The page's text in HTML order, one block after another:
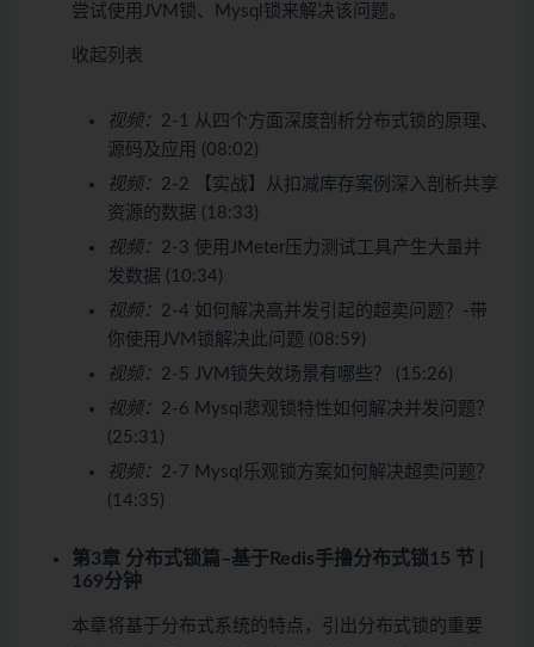
尝试使用JVM锁、Mysql锁来解决该问题。
收起列表
视频： 2-1 从四个方面深度剖析分布式锁的原理、
源码及应用 (08:02)
视频： 2-2 【实战】从扣减库存案例深入剖析共享
资源的数据 (18:33)
视频： 2-3 使用JMeter压力测试工具产生大量并
发数据 (10:34)
视频： 2-4 如何解决高并发引起的超卖问题？-带
你使用JVM锁解决此问题 (08:59)
视频： 2-5 JVM锁失效场景有哪些？ (15:26)
视频： 2-6 Mysql悲观锁特性如何解决并发问题？
(25:31)
视频： 2-7 Mysql乐观锁方案如何解决超卖问题？
(14:35)
第3章 分布式锁篇–基于Redis手撸分布式锁15 节 |
169分钟
本章将基于分布式系统的特点，引出分布式锁的重要